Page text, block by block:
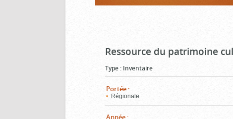
Ressource du patrimoine
Type : Inventaire
Portée :
Régionale